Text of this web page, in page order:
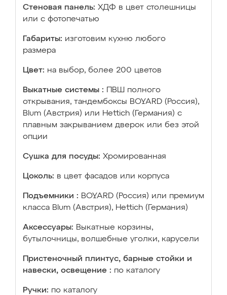
Стеновая панель: ХДФ в цвет столешницы
или с фотопечатью
Габариты: изготовим кухню любого
размера
Цвет: на выбор, более 200 цветов
Выкатные системы :
ПВШ полного
открывания, тандембоксы BOYARD (Россия),
Blum (Австрия) или Hettich (Германия) с
плавным закрыванием дверок или без этой
опции
Сушка для посуды: Хромированная
Цоколь: в цвет фасадов или корпуса
Подъемники : BOYARD (Россия) или премиум
класса Blum (Австрия), Hettich (Германия)
Аксессуары: Выкатные корзины,
бутылочницы, волшебные уголки, карусели
Пристеночный плинтус, барные стойки и
навески, освещение : по каталогу
Ручки: по каталогу